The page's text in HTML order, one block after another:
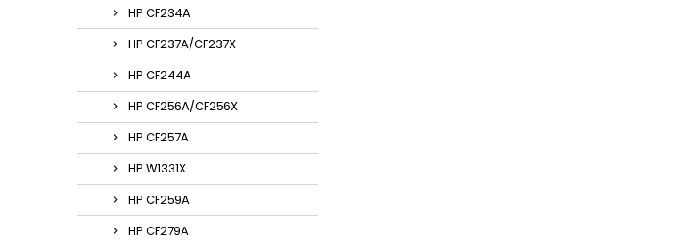
HP CF234A
HP CF237A/CF237X
HP CF244A
HP CF256A/CF256X
HP CF257A
HP W1331X
HP CF259A
HP CF279A